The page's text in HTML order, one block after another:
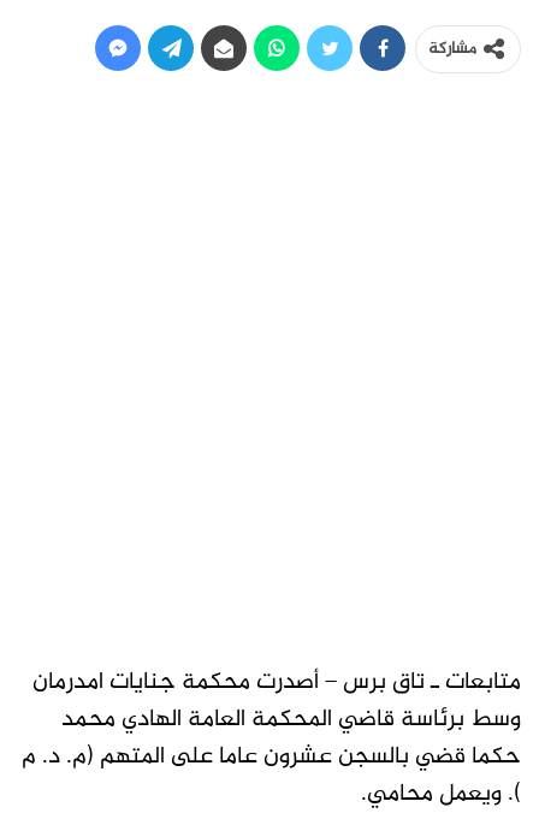
مشاركة
متابعات ـ تاق برس – أصدرت محكمة جنايات امدرمان
وسط برئاسة قاضي المحكمة العامة الهادي محمد
حكما قضي بالسجن عشرون عاما على المتهم (م. د. م
). ويعمل محامي.